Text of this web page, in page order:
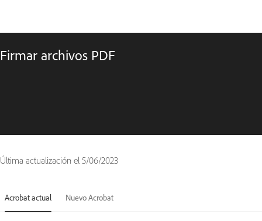
Firmar archivos PDF
Última actualización el 5/06/2023
Acrobat actual Nuevo Acrobat